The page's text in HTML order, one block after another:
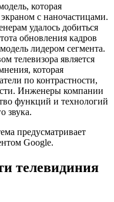
которая
с наночастицами.
удалось добиться
обновления кадров
лидером сегмента.
телевизора является
которая
по контрастности,
Инженеры компании
функций и технологий
звука.
предусматривает
Google.
телевидиния